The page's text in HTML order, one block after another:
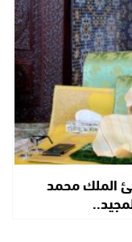
الملك محمد